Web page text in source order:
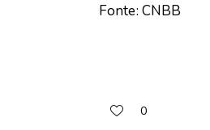
Fonte: CNBB
0